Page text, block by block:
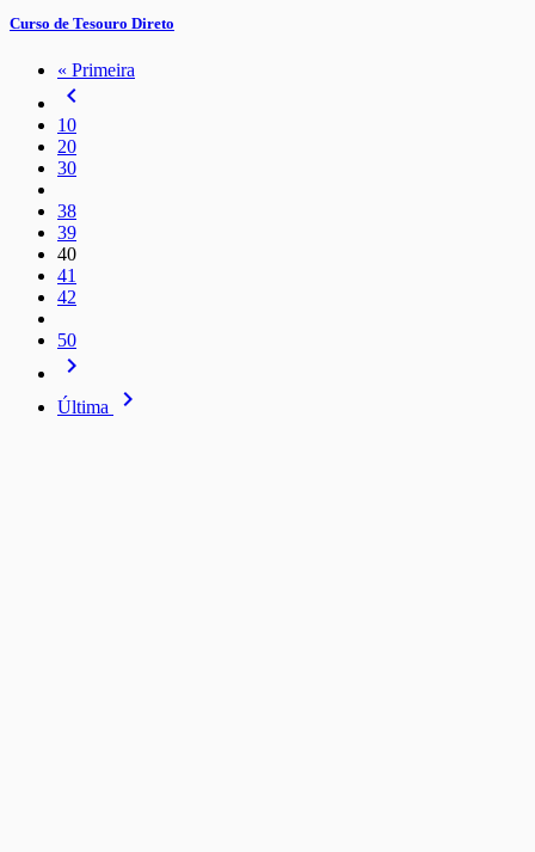
Curso de Tesouro Direto
« Primeira
navigate_before
10
20
30
38
39
40
41
42
50
navigate_next
Última navigate_next